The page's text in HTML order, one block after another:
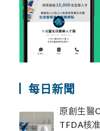
每日新聞
原創生醫
TFDA核